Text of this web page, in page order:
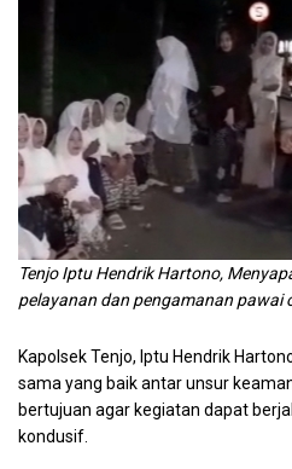
Tenjo Iptu Hendrik Hartono,
pelayanan dan pengamanan pawai
Kapolsek Tenjo, Iptu Hendrik
sama yang baik antar unsur
bertujuan agar kegiatan dapat
kondusif.